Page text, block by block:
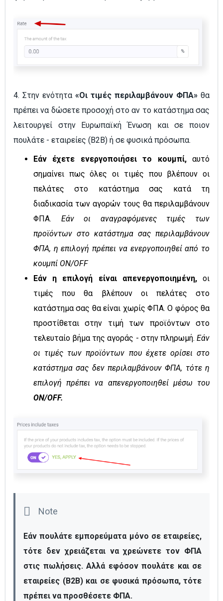
4. Στην ενότητα «Οι τιμές περιλαμβάνουν ΦΠΑ» θα
πρέπει να δώσετε προσοχή στο αν το κατάστημα σας
λειτουργεί στην Ευρωπαϊκή Ένωση και σε ποιον
πουλάτε - εταιρείες (B2B) ή σε φυσικά πρόσωπα.
Εάν έχετε ενεργοποιήσει το κουμπί,αυτό
σημαίνει πως όλες οι τιμές που βλέπουν οι
πελάτες στο κατάστημα σας κατά τη
διαδικασία των αγορών τους θα περιλαμβάνουν
ΦΠΑ. Εάν οι αναγραφόμενες τιμές των
προϊόντων στο κατάστημα σας περιλαμβάνουν
ΦΠΑ, η επιλογή πρέπει να ενεργοποιηθεί από το
κουμπί ON/OFF
Εάν η επιλογή είναι απενεργοποιημένη,οι
τιμές που θα βλέπουν οι πελάτες στο
κατάστημα σας θα είναι χωρίς ΦΠΑ. Ο φόρος θα
προστίθεται στην τιμή των προϊόντων στο
τελευταίο βήμα της αγοράς - στην πληρωμή. Εάν
οι τιμές των προϊόντων που έχετε ορίσει στο
κατάστημα σας δεν περιλαμβάνουν ΦΠΑ, τότε η
επιλογή πρέπει να απενεργοποιηθεί μέσω του
ON/OFF.
Εάν πουλάτε εμπορεύματα μόνο σε εταιρείες,
τότε δεν χρειάζεται να χρεώνετε τον ΦΠΑ
στις πωλήσεις. Αλλά εφόσον πουλάτε και σε
εταιρείες (B2B) και σε φυσικά πρόσωπα, τότε
πρέπει να προσθέσετε ΦΠΑ.